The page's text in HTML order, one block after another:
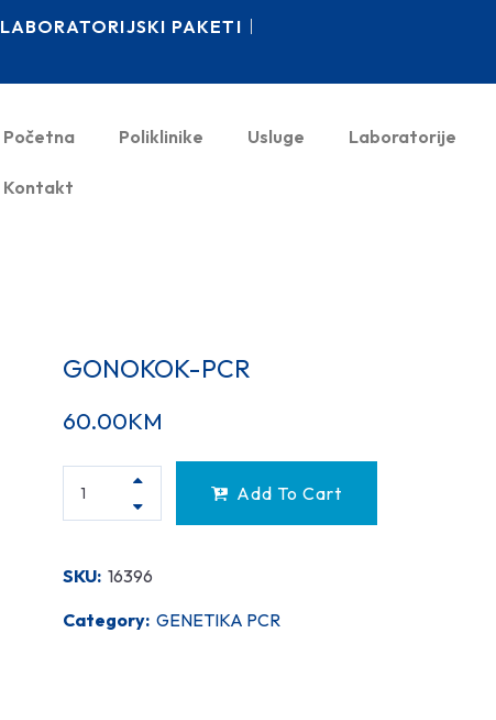
LABORATORIJSKI PAKETI
Početna Poliklinike Usluge Laboratorije
Kontakt
GONOKOK-PCR
60.00KM
Add To Cart
SKU: 16396
Category: GENETIKA PCR